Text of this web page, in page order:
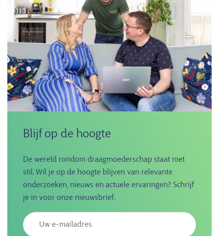
Blijf op de hoogte
De wereld rondom draagmoederschap staat niet
stil. Wil je op de hoogte blijven van relevante
onderzoeken, nieuws en actuele ervaringen? Schrijf
je in voor onze nieuwsbrief.